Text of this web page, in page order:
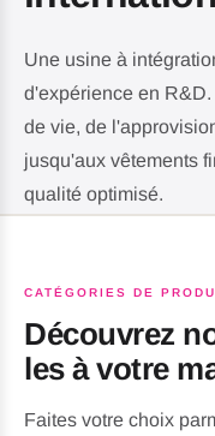
Une usine à
d'expérience en
de vie, de
jusqu'aux vêtements
qualité optimisé.
Notre méthode
CATÉGORIES DE
Découvrez
les à votre
Faites votre choix